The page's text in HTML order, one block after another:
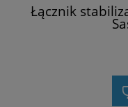
Łącznik